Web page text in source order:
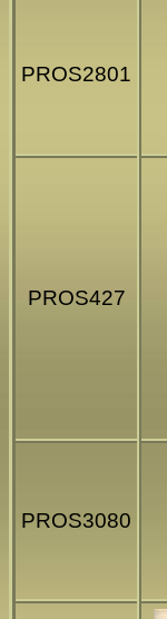
PROS2801
PROS427
PROS3080